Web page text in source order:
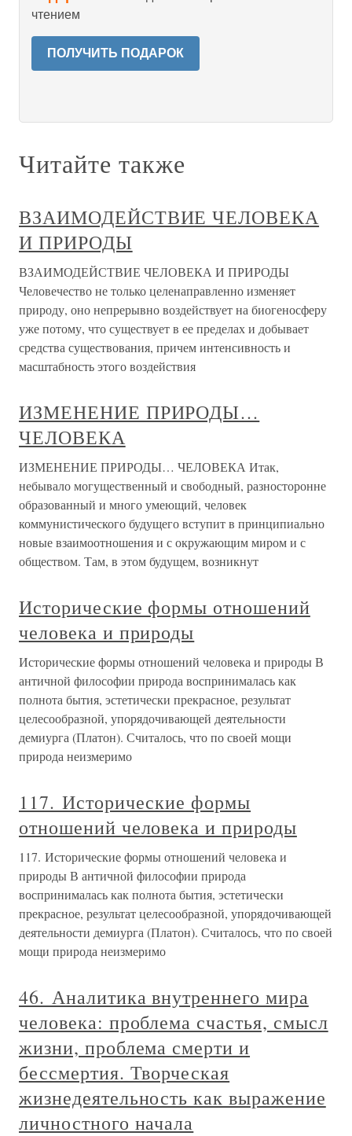
чтением
ПОЛУЧИТЬ ПОДАРОК
Читайте также
ВЗАИМОДЕЙСТВИЕ ЧЕЛОВЕКА
И ПРИРОДЫ
ВЗАИМОДЕЙСТВИЕ ЧЕЛОВЕКА И ПРИРОДЫ
Человечество не только целенаправленно изменяет
природу, оно непрерывно воздействует на биогеносферу
уже потому, что существует в ее пределах и добывает
средства существования, причем интенсивность и
масштабность этого воздействия
ИЗМЕНЕНИЕ ПРИРОДЫ…
ЧЕЛОВЕКА
ИЗМЕНЕНИЕ ПРИРОДЫ… ЧЕЛОВЕКА Итак,
небывало могущественный и свободный, разносторонне
образованный и много умеющий, человек
коммунистического будущего вступит в принципиально
новые взаимоотношения и с окружающим миром и с
обществом. Там, в этом будущем, возникнут
Исторические формы отношений
человека и природы
Исторические формы отношений человека и природы В
античной философии природа воспринималась как
полнота бытия, эстетически прекрасное, результат
целесообразной, упорядочивающей деятельности
демиурга (Платон). Считалось, что по своей мощи
природа неизмеримо
117. Исторические формы
отношений человека и природы
117. Исторические формы отношений человека и
природы В античной философии природа
воспринималась как полнота бытия, эстетически
прекрасное, результат целесообразной, упорядочивающей
деятельности демиурга (Платон). Считалось, что по своей
мощи природа неизмеримо
46. Аналитика внутреннего мира
человека: проблема счастья, смысл
жизни, проблема смерти и
бессмертия. Творческая
жизнедеятельность как выражение
личностного начала